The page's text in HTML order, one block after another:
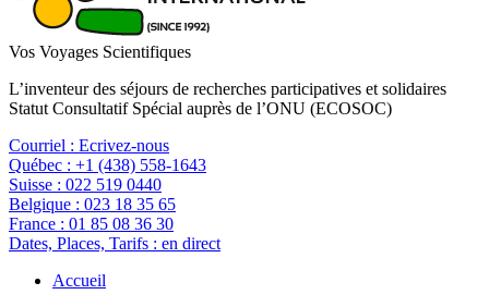
Vos Voyages Scientifiques
L’inventeur des séjours de recherches participatives et solidaires
Statut Consultatif Spécial auprès de l’ONU (ECOSOC)
Courriel : Ecrivez-nous
Québec : +1 (438) 558-1643
Suisse : 022 519 0440
Belgique : 023 18 35 65
France : 01 85 08 36 30
Dates, Places, Tarifs : en direct
Accueil